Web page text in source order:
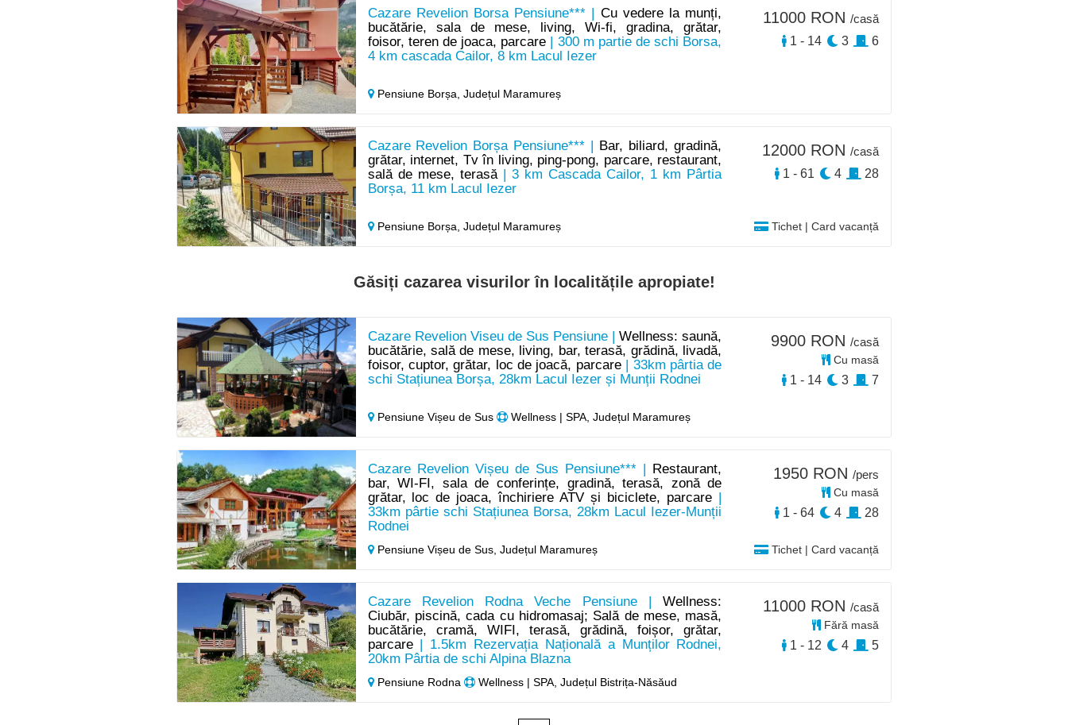
Cazare Revelion Borsa Pensiune*** | Cu vedere la munți,
bucătărie, sala de mese, living, Wi-fi, gradina, grătar,
foisor, teren de joaca, parcare | 300 m partie de schi Borsa,
4 km cascada Cailor, 8 km Lacul Iezer
Pensiune Borșa, Județul Maramureș
11000 RON /casă
1 - 14
3 6
Cazare Revelion Borșa Pensiune*** |
Bar, biliard, gradină,
grătar, internet, Tv în living, ping-pong, parcare, restaurant,
sală de mese, terasă| 3 km Cascada Cailor, 1 km Pârtia
Borșa, 11 km Lacul Iezer
Pensiune Borșa, Județul Maramureș Tichet | Card vacanță
12000 RON /casă
1 - 61
4 28
Găsiți cazarea visurilor în localitățile apropiate!
Cazare Revelion Viseu de Sus Pensiune |Wellness: saună,
bucătărie, sală de mese, living, bar, terasă, grădină, livadă,
foisor, cuptor, grătar, loc de joacă, parcare| 33km pârtia de
schi Stațiunea Borșa, 28km Lacul Iezer și Munții Rodnei
Pensiune Vișeu de Sus Wellness | SPA, Județul Maramureș
9900 RON /casă
Cu masă
1 - 14 3 7
Cazare Revelion Vișeu de Sus Pensiune*** |
Restaurant,
bar, WI-FI, sala de conferințe, gradină, terasă, zonă de
grătar, loc de joaca, închiriere ATV și biciclete, parcare
33km pârtie schi Stațiunea Borsa, 28km Lacul Iezer-Munții
Rodnei
Pensiune Vișeu de Sus, Județul Maramureș Tichet | Card vacanță
1950 RON /pers
Cu masă
1 - 64 4 28
Cazare Revelion Rodna Veche Pensiune |Wellness:
Ciubăr, piscină, cada cu hidromasaj; Sală de mese, masă,
bucătărie, cramă, WIFI, terasă, grădină, foișor, grătar,
parcare| 1.5km Rezervația Națională a Munților Rodnei,
20km Pârtia de schi Alpina Blazna
Pensiune Rodna Wellness | SPA, Județul Bistrița-Năsăud
11000 RON /casă
Fără masă
1 - 12 4 5